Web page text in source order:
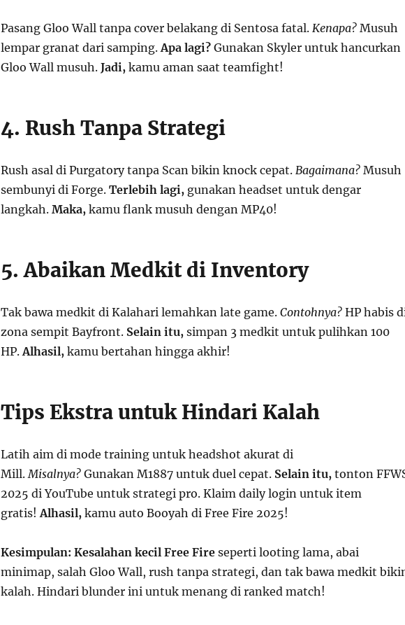
Pasang Gloo Wall tanpa cover belakang di Sentosa fatal. Kenapa?Musuh
lempar granat dari samping.Apa lagi?Gunakan Skyler untuk hancurkan
Gloo Wall musuh. Jadi,kamu aman saat teamfight!
4. Rush Tanpa Strategi
Rush asal di Purgatory tanpa Scan bikin knock cepat. Bagaimana?Musuh
sembunyi di Forge. Terlebih lagi,gunakan headset untuk dengar
langkah. Maka,kamu flank musuh dengan MP40!
5. Abaikan Medkit di Inventory
Tak bawa medkit di Kalahari lemahkan late game. Contohnya?HP habis
zona sempit Bayfront. Selain itu,simpan 3 medkit untuk pulihkan 100
HP.Alhasil,kamu bertahan hingga akhir!
Tips Ekstra untuk Hindari Kalah
Latih aim di mode training untuk headshot akurat di
Mill.Misalnya?Gunakan M1887 untuk duel cepat. Selain itu,tonton
2025 di YouTube untuk strategi pro. Klaim daily login untuk item
gratis!Alhasil,kamu auto Booyah di Free Fire 2025!
Kesimpulan: Kesalahan kecil Free Fireseperti looting lama, abai
minimap, salah Gloo Wall, rush tanpa strategi, dan tak bawa medkit
kalah. Hindari blunder ini untuk menang di ranked match!